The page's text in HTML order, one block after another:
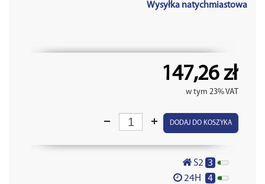
Wysyłka natychmiastowa
147,26 zł
w tym 23% VAT
DODAJ DO KOSZYKA
S2 3
24H 4